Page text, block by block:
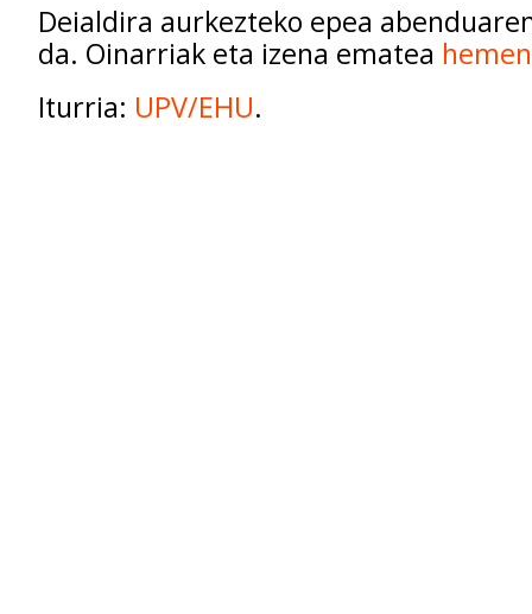
Deialdira aurkezteko epea
da. Oinarriak eta izena ematea hemen
Iturria: UPV/EHU.